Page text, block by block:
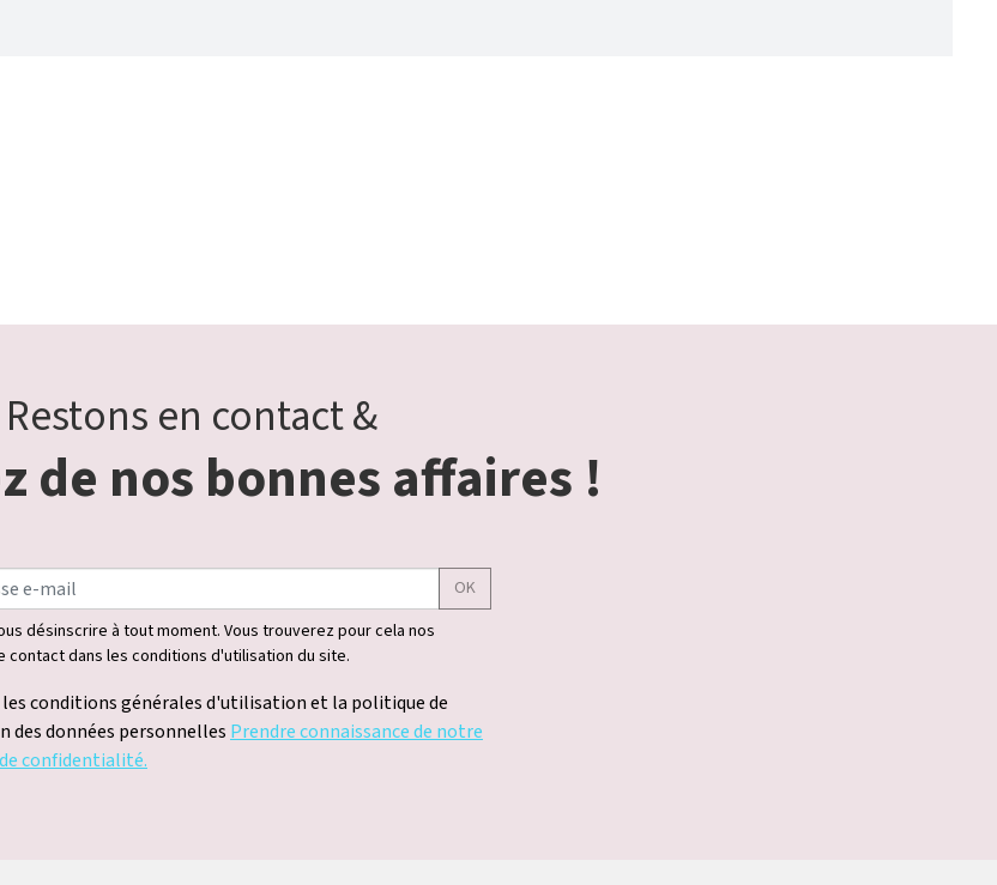
Restons en contact &
de nos bonnes affaires !
OK
désinscrire à tout moment. Vous trouverez pour cela nos
contact dans les conditions d'utilisation du site.
conditions générales d'utilisation et la politique de
des données personnelles Prendre connaissance de notre
confidentialité.